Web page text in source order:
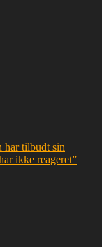
har tilbudt sin
ikke reageret”